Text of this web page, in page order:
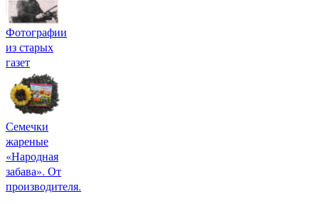
Фотографии
из старых
газет
Семечки
жареные
«Народная
забава». От
производителя.